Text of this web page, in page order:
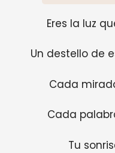
Eres la luz
Un destello de
Cada
Cada
Tu